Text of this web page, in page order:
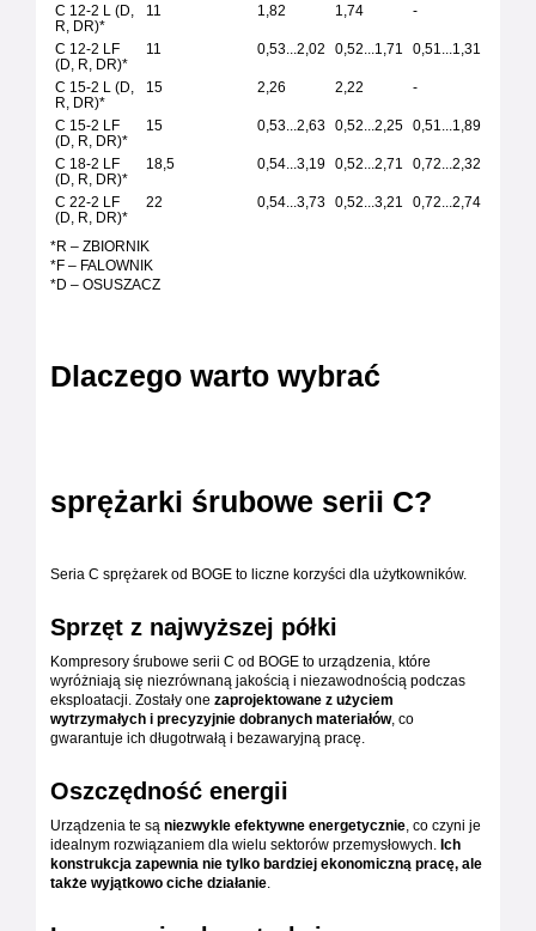
C 12-2 L (D,
R, DR)*
11 1,82 1,74 -
C 12-2 LF
(D, R, DR)*
11 0,53...2,02 0,52...1,71 0,51...1,31
C 15-2 L (D,
R, DR)*
15 2,26 2,22 -
C 15-2 LF
(D, R, DR)*
15 0,53...2,63 0,52...2,25 0,51...1,89
C 18-2 LF
(D, R, DR)*
18,5 0,54...3,19 0,52...2,71 0,72...2,32
C 22-2 LF
(D, R, DR)*
22 0,54...3,73 0,52...3,21 0,72...2,74
*R – ZBIORNIK
*F – FALOWNIK
*D – OSUSZACZ
Dlaczego warto wybrać
sprężarki śrubowe serii C?
Seria C sprężarek od BOGE to liczne korzyści dla użytkowników.
Sprzęt z najwyższej półki
Kompresory śrubowe serii C od BOGE to urządzenia, które
wyróżniają się niezrównaną jakością i niezawodnością podczas
eksploatacji. Zostały one zaprojektowane z użyciem
wytrzymałych i precyzyjnie dobranych materiałów, co
gwarantuje ich długotrwałą i bezawaryjną pracę.
Oszczędność energii
Urządzenia te są niezwykle efektywne energetycznie , co czyni je
idealnym rozwiązaniem dla wielu sektorów przemysłowych. Ich
konstrukcja zapewnia nie tylko bardziej ekonomiczną pracę, ale
także wyjątkowo ciche działanie